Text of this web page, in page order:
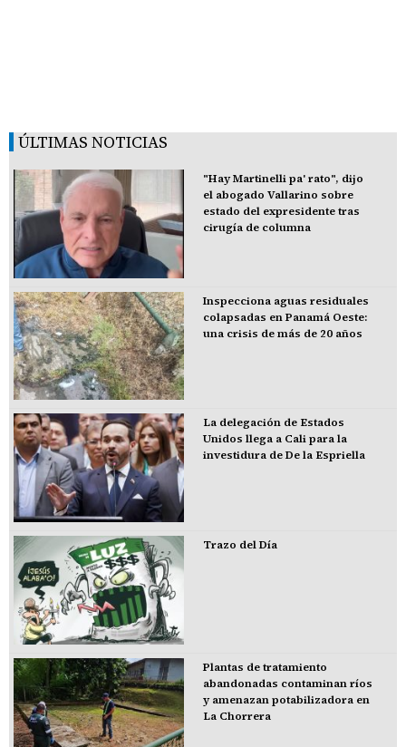
ÚLTIMAS NOTICIAS
"Hay Martinelli pa' rato", dijo
el abogado Vallarino sobre
estado del expresidente tras
cirugía de columna
Inspecciona aguas residuales
colapsadas en Panamá Oeste:
una crisis de más de 20 años
La delegación de Estados
Unidos llega a Cali para la
investidura de De la Espriella
Trazo del Día
Plantas de tratamiento
abandonadas contaminan ríos
y amenazan potabilizadora en
La Chorrera